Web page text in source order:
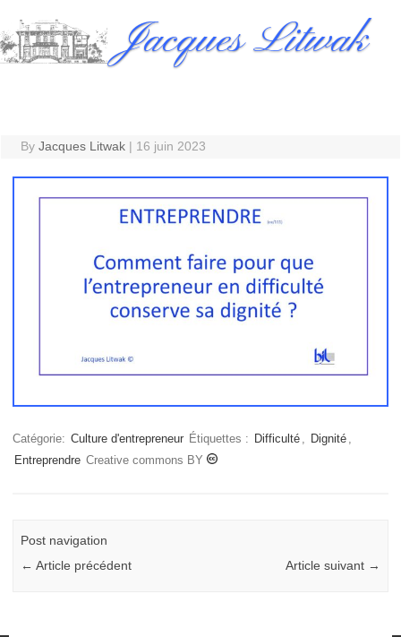
to
content
Jacques Litwak
By Jacques Litwak | 16 juin 2023
Catégorie: Culture d'entrepreneur Étiquettes : Difficulté Dignité
Entreprendre Creative commons BY
Post navigation
← Article précédent Article suivant →